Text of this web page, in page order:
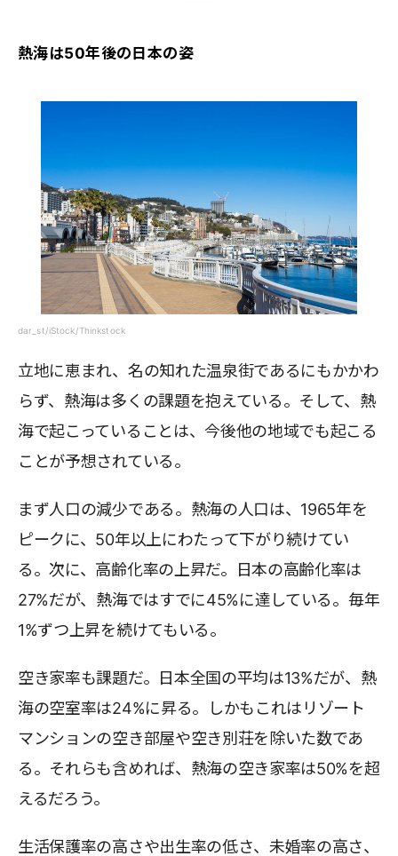
熱海は50年後の日本の姿
dar_st/iStock/Thinkstock
立地に恵まれ、名の知れた温泉街であるにもかかわ
らず、熱海は多くの課題を抱えている。そして、熱
海で起こっていることは、今後他の地域でも起こる
ことが予想されている。
まず人口の減少である。熱海の人口は、1965年を
ピークに、50年以上にわたって下がり続けてい
る。次に、高齢化率の上昇だ。日本の高齢化率は
27%だが、熱海ではすでに45%に達している。毎年
1%ずつ上昇を続けてもいる。
空き家率も課題だ。日本全国の平均は13%だが、熱
海の空室率は24%に昇る。しかもこれはリゾート
マンションの空き部屋や空き別荘を除いた数であ
る。それらも含めれば、熱海の空き家率は50%を超
えるだろう。
生活保護率の高さや出生率の低さ、未婚率の高さ、